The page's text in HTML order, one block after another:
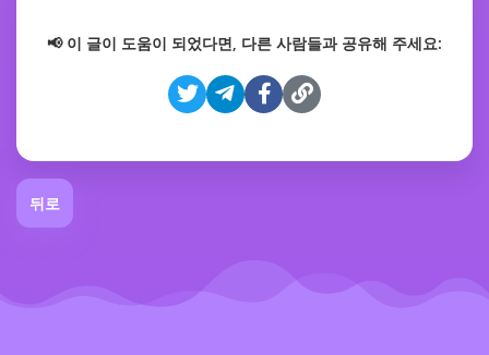
📢 이 글이 도움이 되었다면, 다른 사람들과 공유해 주세요:
뒤로